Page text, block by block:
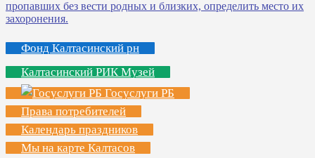
Фонд Калтасинский рн
Калтасинский РИК Музей
Госуслуги РБ
Права потребителей
Календарь праздников
Мы на карте Калтасов